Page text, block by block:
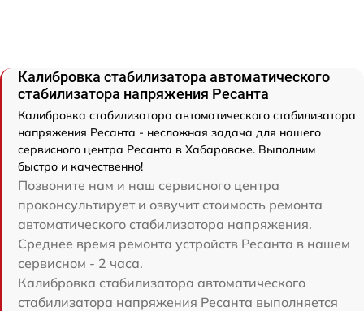
Калибровка стабилизатора автоматического
стабилизатора напряжения Ресанта
Калибровка стабилизатора автоматического стабилизатора
напряжения Ресанта - несложная задача для нашего
сервисного центра Ресанта в Хабаровске. Выполним
быстро и качественно!
Позвоните нам и наш сервисного центра
проконсультирует и озвучит стоимость ремонта
автоматического стабилизатора напряжения.
Среднее время ремонта устройств Ресанта в нашем
сервисном - 2 часа.
Калибровка стабилизатора автоматического
стабилизатора напряжения Ресанта выполняется